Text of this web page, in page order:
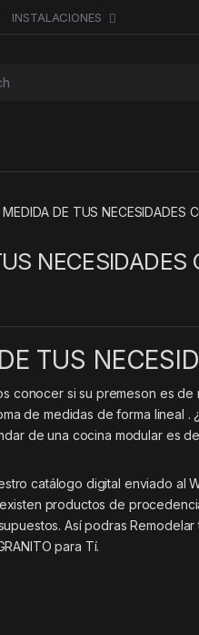
INSTALACIONES
DE TUS NECESIDADES
NECESIDADES
TUS
conocer si su premeson es
de medidas de forma lineal .
de una cocina modular es
catálogo digital enviado al
productos de
Así podras
para Tí.